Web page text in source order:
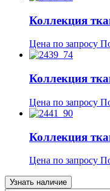
Коллекция
Цена по запросу
Коллекция
Цена по запросу
Коллекция
Цена по запросу
Узнать наличие